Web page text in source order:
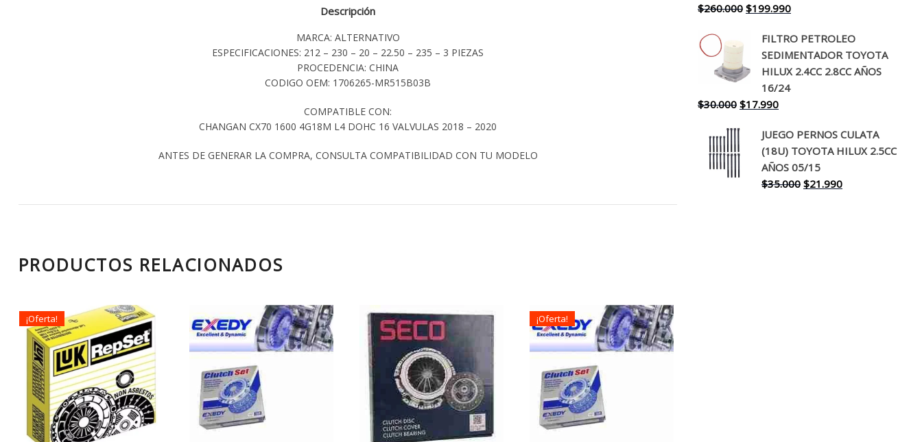
Descripción
MARCA: ALTERNATIVO
ESPECIFICACIONES: 212 – 230 – 20 – 22.50 – 235 – 3 PIEZAS
PROCEDENCIA: CHINA
CODIGO OEM: 1706265-MR515B03B
COMPATIBLE CON:
CHANGAN CX70 1600 4G18M L4 DOHC 16 VALVULAS 2018 – 2020
ANTES DE GENERAR LA COMPRA, CONSULTA COMPATIBILIDAD CON TU MODELO
PRODUCTOS RELACIONADOS
¡Oferta! ¡Oferta!
$260.000 El
original
era:
$260.000.
$199.990El
actual
es:
$199.990.
FILTRO PETROLEO
SEDIMENTADOR TOYOTA
HILUX 2.4CC 2.8CC AÑOS
16/24
$30.000 El
original
era:
$30.000.
$17.990El
actual
es:
$17.990.
JUEGO PERNOS CULATA
(18U) TOYOTA HILUX 2.5CC
AÑOS 05/15
$35.000 El
$21.990El